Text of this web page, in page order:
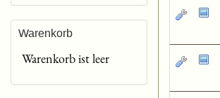
Warenkorb
Warenkorb ist leer